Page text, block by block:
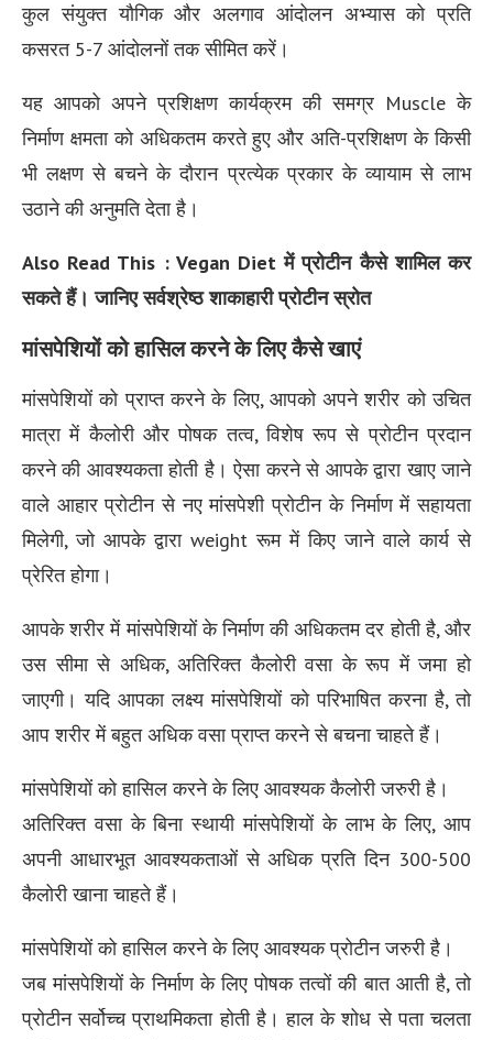
कुल संयुक्त यौगिक और अलगाव आंदोलन अभ्यास को प्रति
कसरत 5-7 आंदोलनों तक सीमित करें।
यह आपको अपने प्रशिक्षण कार्यक्रम की समग्र Muscle के
निर्माण क्षमता को अधिकतम करते हुए और अति-प्रशिक्षण के किसी
भी लक्षण से बचने के दौरान प्रत्येक प्रकार के व्यायाम से लाभ
उठाने की अनुमति देता है।
Also Read This : Vegan Diet में प्रोटीन कैसे शामिल कर
सकते हैं। जानिए सर्वश्रेष्ठ शाकाहारी प्रोटीन स्रोत
मांसपेशियों को हासिल करने के लिए कैसे खाएं
मांसपेशियों को प्राप्त करने के लिए, आपको अपने शरीर को उचित
मात्रा में कैलोरी और पोषक तत्व, विशेष रूप से प्रोटीन प्रदान
करने की आवश्यकता होती है। ऐसा करने से आपके द्वारा खाए जाने
वाले आहार प्रोटीन से नए मांसपेशी प्रोटीन के निर्माण में सहायता
मिलेगी, जो आपके द्वारा weight रूम में किए जाने वाले कार्य से
प्रेरित होगा।
आपके शरीर में मांसपेशियों के निर्माण की अधिकतम दर होती है, और
उस सीमा से अधिक, अतिरिक्त कैलोरी वसा के रूप में जमा हो
जाएगी। यदि आपका लक्ष्य मांसपेशियों को परिभाषित करना है, तो
आप शरीर में बहुत अधिक वसा प्राप्त करने से बचना चाहते हैं।
मांसपेशियों को हासिल करने के लिए आवश्यक कैलोरी जरुरी है।
अतिरिक्त वसा के बिना स्थायी मांसपेशियों के लाभ के लिए, आप
अपनी आधारभूत आवश्यकताओं से अधिक प्रति दिन 300-500
कैलोरी खाना चाहते हैं।
मांसपेशियों को हासिल करने के लिए आवश्यक प्रोटीन जरुरी है।
जब मांसपेशियों के निर्माण के लिए पोषक तत्वों की बात आती है, तो
प्रोटीन सर्वोच्च प्राथमिकता होती है। हाल के शोध से पता चलता